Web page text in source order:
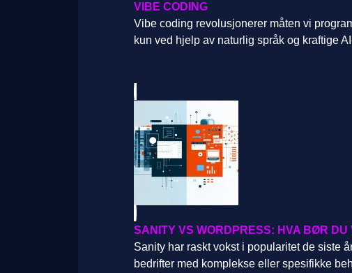
VIBE CODING
Vibe coding revolusjonerer måten vi
kun ved hjelp av naturlig språk og kraftige
SANITY VS WORDPRESS: HVA BØR DU
Sanity har raskt vokst i popularitet de siste
bedrifter med komplekse eller spesifikke